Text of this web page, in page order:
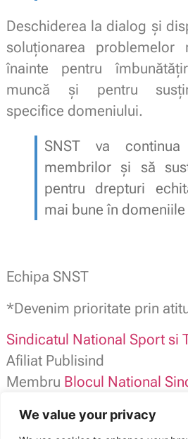
We value your privacy
Deschiderea la dialog și
soluționarea problemelor
înainte pentru
muncă și pentru
specifice domeniului.
SNST va
membrilor și să
pentru drepturi
mai bune în
Echipa SNST
*Devenim prioritate prin
Sindicatul National Sport si
Afiliat Publisind
Membru Blocul National
SNST